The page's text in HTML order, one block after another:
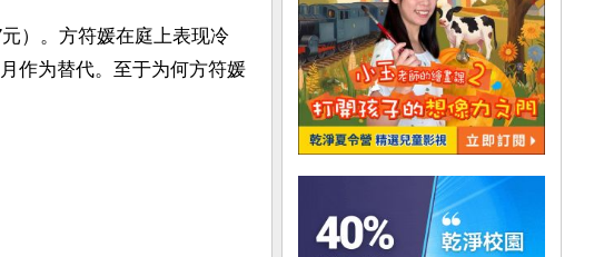
）。方符媛在庭上表现冷
作为替代。至于为何方符媛